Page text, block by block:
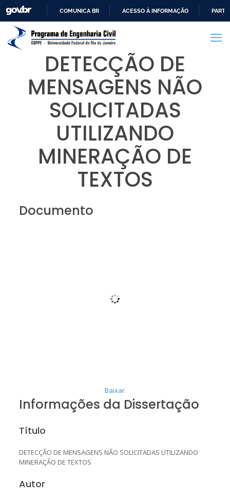
PARA
CONTEÚDO
COMUNICA BR ACESSO À INFORMAÇÃO
DETECÇÃO DE
MENSAGENS NÃO
SOLICITADAS
UTILIZANDO
MINERAÇÃO DE
TEXTOS
Documento
Baixar
Informações da Dissertação
Título
DETECÇÃO DE MENSAGENS NÃO SOLICITADAS UTILIZANDO
MINERAÇÃO DE TEXTOS
Autor